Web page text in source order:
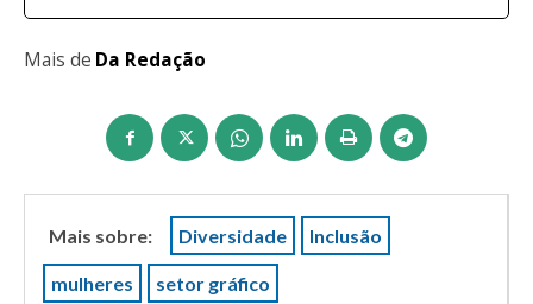
Mais de Da Redação
Mais sobre: Diversidade Inclusão
mulheres setor gráfico